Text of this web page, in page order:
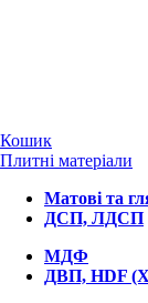
Кошик
Плитні матеріали
Матові та
ДСП, ЛДСП
МДФ
ДВП, HDF